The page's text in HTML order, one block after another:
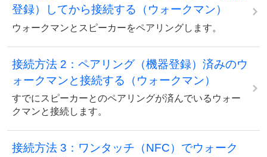
登録）してから接続する（ウォークマン）
ウォークマンとスピーカーをペアリングします。
接続方法 2：ペアリング（機器登録）済みのウ
ォークマンと接続する（ウォークマン）
すでにスピーカーとのペアリングが済んでいるウォー
クマンと接続します。
接続方法 3：ワンタッチ（NFC）でウォーク